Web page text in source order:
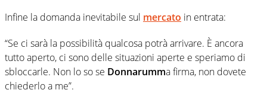
Infine la domanda inevitabile sul mercato in entrata:
“Se ci sarà la possibilità qualcosa potrà arrivare. È ancora
tutto aperto, ci sono delle situazioni aperte e speriamo di
sbloccarle. Non lo so se Donnarumma firma, non dovete
chiederlo a me”.